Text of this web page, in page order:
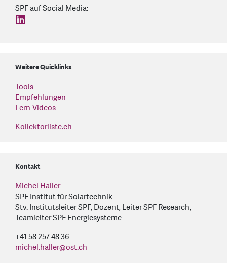
SPF auf Social Media:
find us on: linkedin
Weitere Quicklinks
Tools
Empfehlungen
Lern-Videos
Kollektorliste.ch
Kontakt
Michel Haller
SPF Institut für Solartechnik
Stv. Institutsleiter SPF, Dozent, Leiter SPF Research,
Teamleiter SPF Energiesysteme
+41 58 257 48 36
michel.haller@ost.ch